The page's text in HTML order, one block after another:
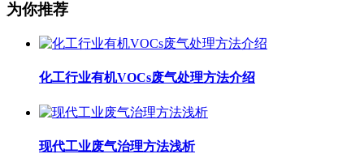
为你推荐
化工行业有机VOCs废气处理方法介绍
现代工业废气治理方法浅析